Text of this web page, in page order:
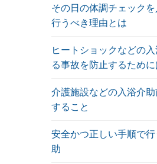
その日の体調チェック
行うべき理由とは
ヒートショックなどの
る事故を防止するため
介護施設などの入浴介
すること
安全かつ正しい手順で
助